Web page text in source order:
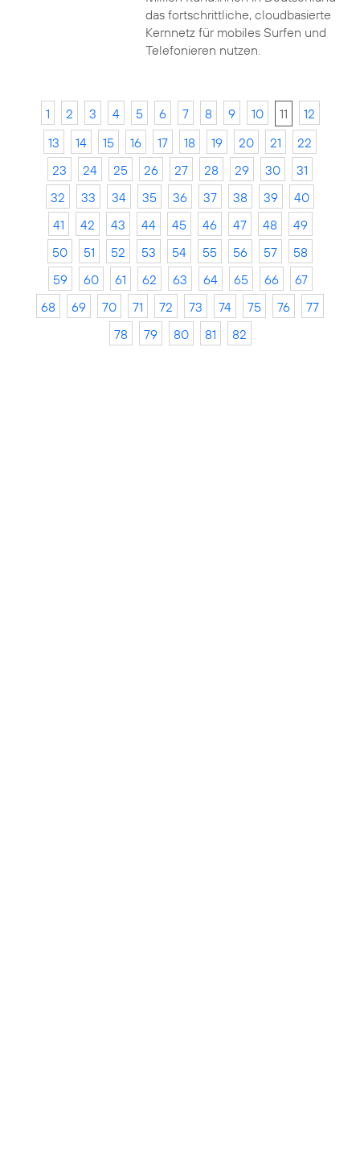
das fortschrittliche, cloudbasierte
Kernnetz für mobiles Surfen und
Telefonieren nutzen.
1 2 3 4 5 6 7 8 9 10 11
12
13
14 15 16 17 18 19 20 21
22
23
24 25 26 27 28 29 30
31
32
33 34 35 36 37 38 39
40
41
42 43 44 45 46 47 48
49
50
51 52 53 54 55 56 57
58
59
60 61 62 63 64 65 66
67
68
69 70 71 72 73 74 75 76
77
78
79 80 81 82